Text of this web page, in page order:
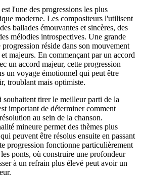
l'une des progressions les plus
moderne. Les compositeurs l'utilisent
ballades émouvantes et sincères, des
mélodies introspectives. Une grande
réside dans son mouvement
majeurs. En commençant par un accord
un accord majeur, cette progression
un voyage émotionnel qui peut être
troublant mais optimiste.
souhaitent tirer le meilleur parti de la
important de déterminer comment
au sein de la chanson.
mineure permet des thèmes plus
peuvent être résolus ensuite en passant
progression fonctionne particulièrement
ponts, où construire une profondeur
à un refrain plus élevé peut avoir un